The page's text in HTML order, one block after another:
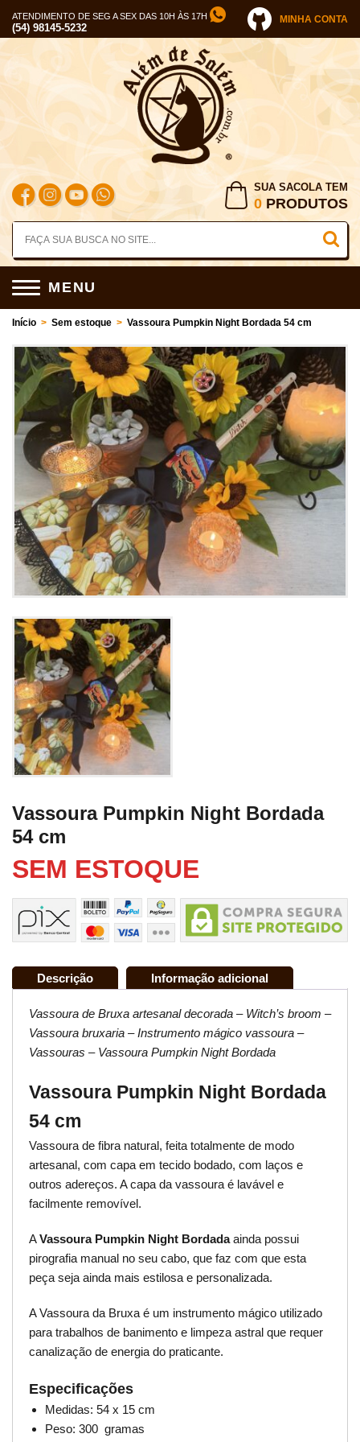
ATENDIMENTO DE SEG A SEX DAS 10H ÀS 17H
(54) 98145-5232
MINHA CONTA
SUA SACOLA TEM
0 PRODUTOS
MENU
Início > Sem estoque > Vassoura Pumpkin Night Bordada 54 cm
Vassoura Pumpkin Night Bordada
54 cm
SEM ESTOQUE
Descrição Informação adicional
Vassoura de Bruxa artesanal decorada – Witch’s broom –
Vassoura bruxaria – Instrumento mágico vassoura –
Vassouras – Vassoura Pumpkin Night Bordada
Vassoura Pumpkin Night Bordada
54 cm
Vassoura de fibra natural, feita totalmente de modo
artesanal, com capa em tecido bodado, com laços e
outros adereços. A capa da vassoura é lavável e
facilmente removível.
AVassoura Pumpkin Night Bordadaainda possui
pirografia manual no seu cabo, que faz com que esta
peça seja ainda mais estilosa e personalizada.
A Vassoura da Bruxa é um instrumento mágico utilizado
para trabalhos de banimento e limpeza astral que requer
canalização de energia do praticante.
Especificações
Medidas: 54 x 15 cm
Peso: 300 gramas